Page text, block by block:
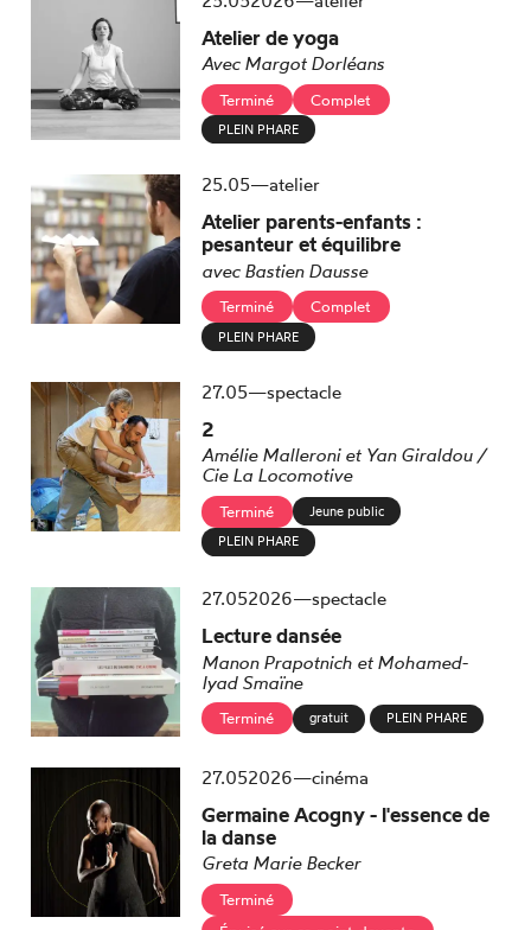
Atelier de yoga
Avec Margot Dorléans
Terminé Complet
PLEIN PHARE
25.mai
05—atelier
Atelier parents-enfants :
pesanteur et équilibre
avec Bastien Dausse
Terminé Complet
PLEIN PHARE
27.mai
05—spectacle
2
Amélie Malleroni et Yan Giraldou /
Cie La Locomotive
Terminé
Jeune public
PLEIN PHARE
27.mai
052026—spectacle
Lecture dansée
Manon Prapotnich et Mohamed-
Iyad Smaïne
Terminé gratuit PLEIN PHARE
27.mai
052026—cinéma
Germaine Acogny - l'essence de
la danse
Greta Marie Becker
Terminé